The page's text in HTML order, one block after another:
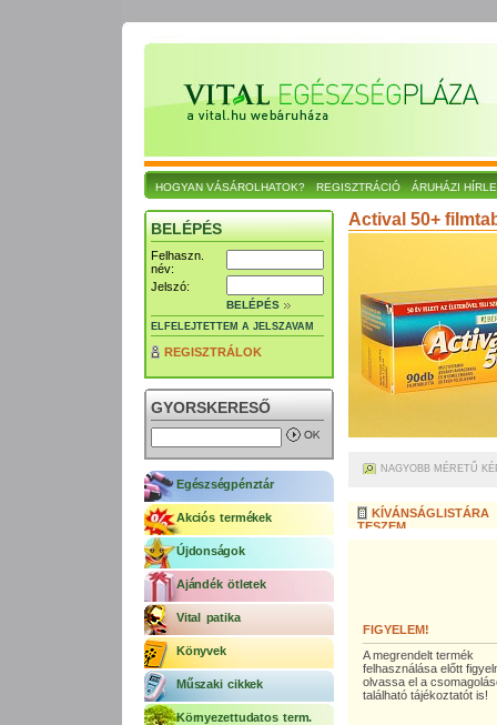
HOGYAN VÁSÁROLHATOK? REGISZTRÁCIÓ ÁRUHÁZI
BELÉPÉS
Felhaszn.
név:
Jelszó:
BELÉPÉS
ELFELEJTETTEM A JELSZAVAM
REGISZTRÁLOK
GYORSKERESŐ
Egészségpénztár
Akciós termékek
Újdonságok
Ajándék ötletek
Vital patika
Könyvek
Műszaki cikkek
Környezettudatos term.
Actival 50+
NAGYOBB MÉRETŰ
KÍVÁNSÁGLISTÁRA
TESZEM
FIGYELEM!
A megrendelt termék
felhasználása előtt
olvassa el a
található tájékoztatót is!